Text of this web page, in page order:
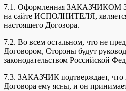
7.1. Оформленная ЗАКАЗЧИКОМ
на сайте ИСПОЛНИТЕЛЯ,
настоящего Договора.
7.2. Во всем остальном, что не
Договором, Стороны будут
законодательством Российской
7.3. ЗАКАЗЧИК подтверждает, что
Договора ему ясны, и он